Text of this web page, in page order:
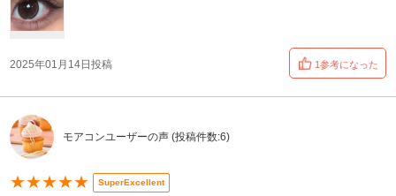
2025年01月14日投稿 1参考になった
モアコンユーザーの声 (投稿件数:6)
★★★★★ SuperExcellent